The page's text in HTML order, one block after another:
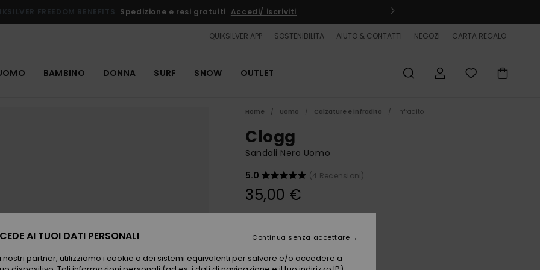
FREEDOM BENEFITS Spedizione e resi gratuiti Accedi/ iscriviti
QUIKSILVER APP SOSTENIBILITA AIUTO & CONTATTI NEGOZI CARTA REGALO
BAMBINO DONNA SURF SNOW OUTLET
Home Uomo Calzature e infradito Infradito
Clogg
Sandali Nero Uomo
5.0
(4 Recensioni)
35,00 €
AI TUOI DATI PERSONALI
partner, utilizziamo i cookie o dei sistemi equivalenti per salvare e/o accedere a
Continua senza accettare